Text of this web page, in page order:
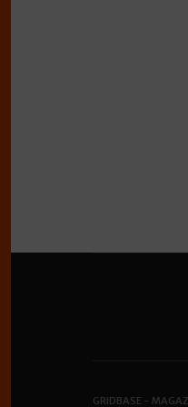
GRIDBASE -